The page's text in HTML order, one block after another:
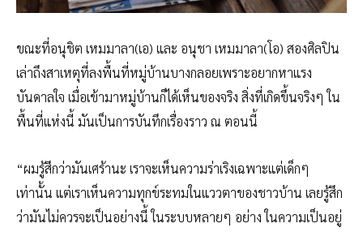
ขณะที่อนุชิต เหมมาลา(เอ) และ อนุชา เหมมาลา(โอ) สองศิลปิน
เล่าถึงสาเหตุที่ลงพื้นที่หมู่บ้านบางกลอยเพราะอยากหาแรง
บันดาลใจ เมื่อเข้ามาหมู่บ้านก็ได้เห็นของจริง สิ่งที่เกิดขึ้นจริงๆ ใน
พื้นที่แห่งนี้ มันเป็นการบันทึกเรื่องราว ณ ตอนนี้
“ผมรู้สึกว่ามันเศร้านะ เราจะเห็นความร่าเริงเฉพาะแต่เด็กๆ
เท่านั้น แต่เราเห็นความทุกข์ระทมในแววตาของชาวบ้าน เลยรู้สึก
ว่ามันไม่ควรจะเป็นอย่างนี้ ในระบบหลายๆ อย่าง ในความเป็นอยู่